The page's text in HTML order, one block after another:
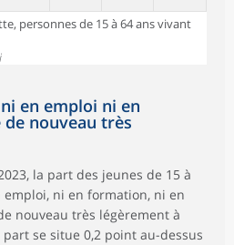
personnes de 15 à 64 ans vivant
en emploi ni en
nouveau très
la part des jeunes de 15 à
ni en formation, ni en
nouveau très légèrement à
part se situe 0,2 point au-dessus